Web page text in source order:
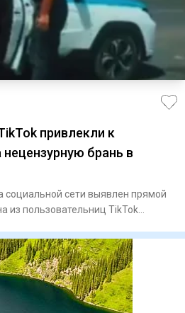
привлекли к
нецензурную брань в
социальной сети выявлен прямой
из пользовательниц TikTok